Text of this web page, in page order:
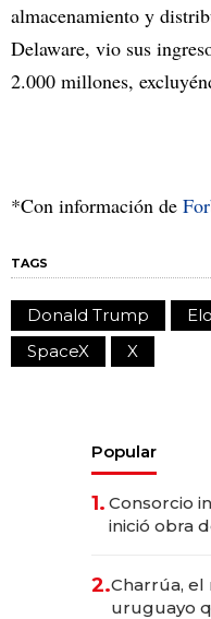
almacenamiento y
Delaware, vio sus
2.000 millones,
*Con información de
TAGS
Donald Trump
SpaceX
X
Popular
1. Consorcio
inició obra
millones
2.Charrúa,
uruguayo